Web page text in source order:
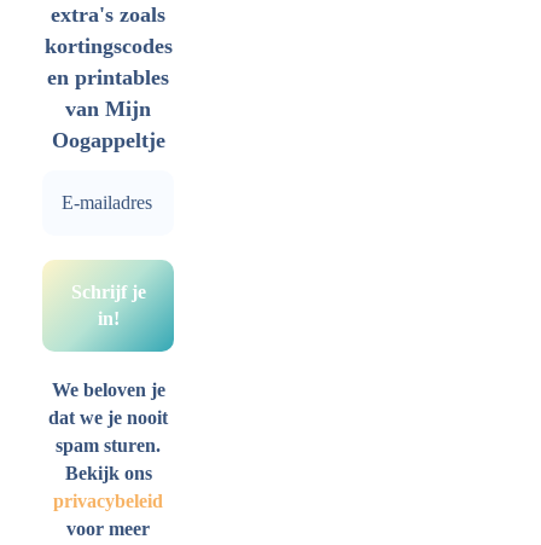
extra's zoals
kortingscodes
en printables
van Mijn
Oogappeltje
We beloven je
dat we je nooit
spam sturen.
Bekijk ons
privacybeleid
voor meer